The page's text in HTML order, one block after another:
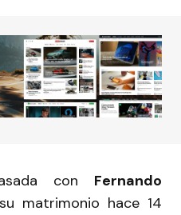
con Fernando
matrimonio hace 14